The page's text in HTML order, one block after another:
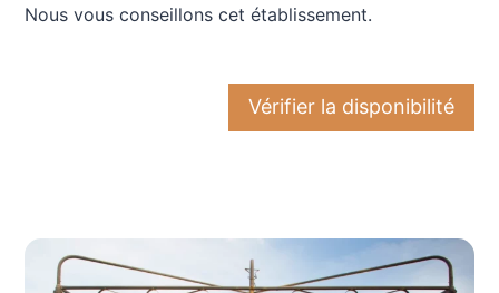
Nous vous conseillons cet établissement.
Vérifier la disponibilité